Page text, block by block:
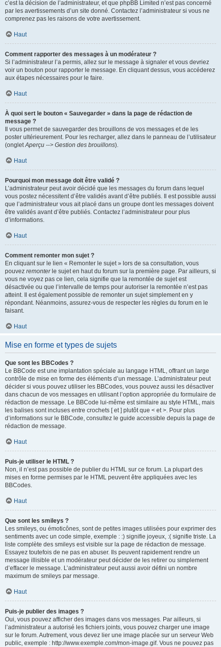
c’est la décision de l’administrateur, et que phpBB Limited n’est pas concerné
par les avertissements d’un site donné. Contactez l’administrateur si vous ne
comprenez pas les raisons de votre avertissement.
Haut
Comment rapporter des messages à un modérateur ?
Si l’administrateur l’a permis, allez sur le message à signaler et vous devriez
voir un bouton pour rapporter le message. En cliquant dessus, vous accéderez
aux étapes nécessaires pour le faire.
Haut
À quoi sert le bouton « Sauvegarder » dans la page de rédaction de
message ?
Il vous permet de sauvegarder des brouillons de vos messages et de les
poster ultérieurement. Pour les recharger, allez dans le panneau de l’utilisateur
(ongletAperçu --> Gestion des brouillons).
Haut
Pourquoi mon message doit être validé ?
L’administrateur peut avoir décidé que les messages du forum dans lequel
vous postez nécessitent d’être validés avant d’être publiés. Il est possible aussi
que l’administrateur vous ait placé dans un groupe dont les messages doivent
être validés avant d’être publiés. Contactez l’administrateur pour plus
d’informations.
Haut
Comment remonter mon sujet ?
En cliquant sur le lien « Remonter le sujet » lors de sa consultation, vous
pouvez remonterle sujet en haut du forum sur la première page. Par ailleurs, si
vous ne voyez pas ce lien, cela signifie que la remontée de sujet est
désactivée ou que l’intervalle de temps pour autoriser la remontée n’est pas
atteint. Il est également possible de remonter un sujet simplement en y
répondant. Néanmoins, assurez-vous de respecter les règles du forum en le
faisant.
Haut
Mise en forme et types de sujets
Que sont les BBCodes ?
Le BBCode est une implantation spéciale au langage HTML, offrant un large
contrôle de mise en forme des éléments d’un message. L’administrateur peut
décider si vous pouvez utiliser les BBCodes, vous pouvez aussi les désactiver
dans chacun de vos messages en utilisant l’option appropriée du formulaire de
rédaction de message. Le BBCode lui-même est similaire au style HTML, mais
les balises sont incluses entre crochets [ et ] plutôt que < et >. Pour plus
d’informations sur le BBCode, consultez le guide accessible depuis la page de
rédaction de message.
Haut
Puis-je utiliser le HTML ?
Non, il n’est pas possible de publier du HTML sur ce forum. La plupart des
mises en forme permises par le HTML peuvent être appliquées avec les
BBCodes.
Haut
Que sont les smileys ?
Les smileys, ou émoticônes, sont de petites images utilisées pour exprimer des
sentiments avec un code simple, exemple : :) signifie joyeux, :( signifie triste. La
liste complète des smileys est visible sur la page de rédaction de message.
Essayez toutefois de ne pas en abuser. Ils peuvent rapidement rendre un
message illisible et un modérateur peut décider de les retirer ou simplement
d’effacer le message. L’administrateur peut aussi avoir défini un nombre
maximum de smileys par message.
Haut
Puis-je publier des images ?
Oui, vous pouvez afficher des images dans vos messages. Par ailleurs, si
l’administrateur a autorisé les fichiers joints, vous pouvez charger une image
sur le forum. Autrement, vous devez lier une image placée sur un serveur Web
public, exemple : http://www.exemple.com/mon-image.gif. Vous ne pouvez pas